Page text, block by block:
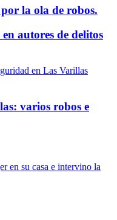
la ola de robos.
autores de delitos
varios robos e